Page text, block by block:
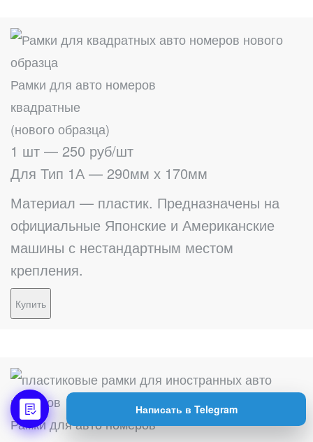
Написать в Telegram
Рамки для авто номеров
квадратные
(нового образца)
1 шт — 250 руб/шт
Для Тип 1А — 290мм х 170мм
Материал — пластик. Предназначены на
официальные Японские и Американские
машины с нестандартным местом
крепления.
Купить
Рамки для авто номеров